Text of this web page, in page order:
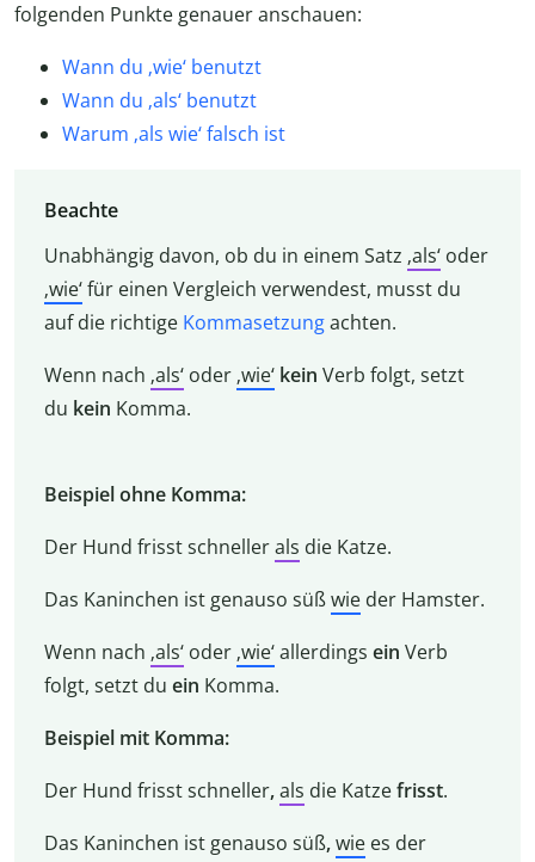
folgenden Punkte genauer anschauen:
Wann du ‚wie‘ benutzt
Wann du ‚als‘ benutzt
Warum ‚als wie‘ falsch ist
Beachte
Unabhängig davon, ob du in einem Satz ‚als‘oder
‚wie‘für einen Vergleich verwendest, musst du
auf die richtige Kommasetzungachten.
Wenn nach ‚als‘oder ‚wie‘ kein Verb folgt, setzt
du kein Komma.
Beispiel ohne Komma:
Der Hund frisst schnellerals die Katze.
Das Kaninchen ist genauso süßwieder Hamster.
Wenn nach ‚als‘oder ‚wie‘allerdings ein Verb
folgt, setzt du ein Komma.
Beispiel mit Komma:
Der Hund frisst schneller,als die Katzefrisst.
Das Kaninchen ist genauso süß,wiees der